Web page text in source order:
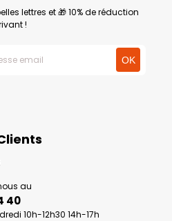
lettres et 🎁 10% de réduction
!
au
40
10h-12h30 14h-17h